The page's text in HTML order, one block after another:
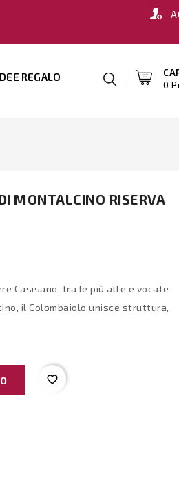
0
REGALO
MONTALCINO RISERVA
Casisano, tra le più alte e vocate
il Colombaiolo unisce struttura,
favorite_border